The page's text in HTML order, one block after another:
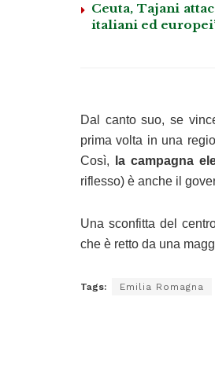
Ceuta, Tajani
italiani ed
Dal canto suo, se
prima volta in una
Così,
la campagna
riflesso) è anche il
Una sconfitta del
che è retto da una
Tags: Emilia Romagna